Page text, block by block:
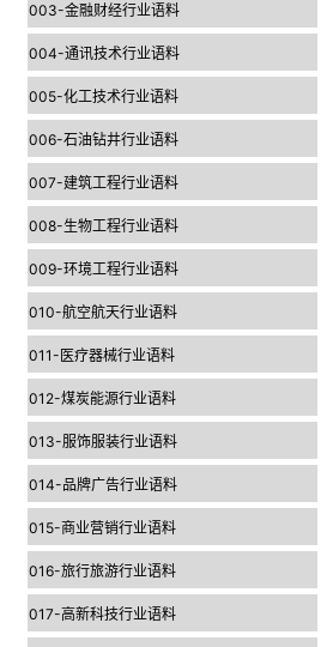
003-金融财经行业语料
004-通讯技术行业语料
005-化工技术行业语料
006-石油钻井行业语料
007-建筑工程行业语料
008-生物工程行业语料
009-环境工程行业语料
010-航空航天行业语料
011-医疗器械行业语料
012-煤炭能源行业语料
013-服饰服装行业语料
014-品牌广告行业语料
015-商业营销行业语料
016-旅行旅游行业语料
017-高新科技行业语料